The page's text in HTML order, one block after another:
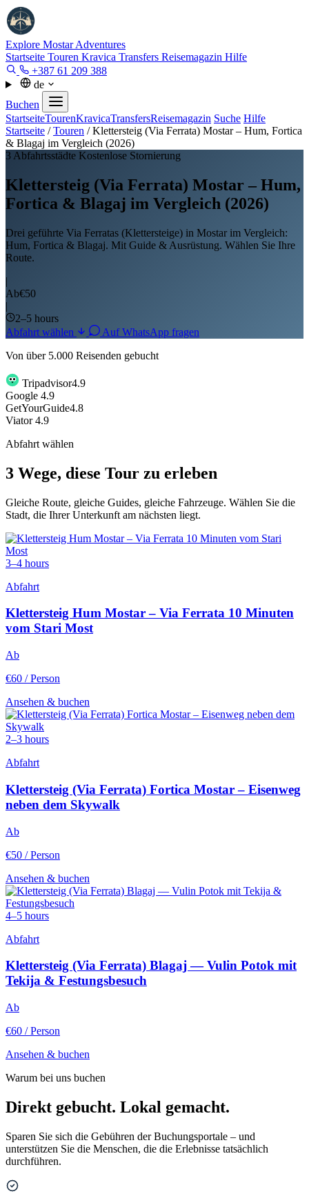
Explore MostarAdventures
Startseite Touren Kravica Transfers Reisemagazin Hilfe
+387 61 209 388
de
Buchen
StartseiteTourenKravicaTransfersReisemagazin Suche Hilfe
Startseite /Touren /Klettersteig (Via Ferrata) Mostar – Hum, Fortica
& Blagaj im Vergleich (2026)
3 Abfahrtsstädte Kostenlose Stornierung
Klettersteig (Via Ferrata) Mostar – Hum,
Fortica & Blagaj im Vergleich (2026)
Drei geführte Via Ferratas (Klettersteige) in Mostar im Vergleich:
Hum, Fortica & Blagaj. Mit Guide & Ausrüstung. Wählen Sie Ihre
Route.
|
Ab€50
|
2–5 hours
Abfahrt wählen
Auf WhatsApp fragen
Von über 5.000 Reisenden gebucht
Tripadvisor4.9
Google 4.9
GetYourGuide4.8
Viator4.9
Abfahrt wählen
3 Wege, diese Tour zu erleben
Gleiche Route, gleiche Guides, gleiche Fahrzeuge. Wählen Sie die
Stadt, die Ihrer Unterkunft am nächsten liegt.
3–4 hours
Abfahrt
Klettersteig Hum Mostar – Via Ferrata 10 Minuten
vom Stari Most
Ab
€60 / Person
Ansehen & buchen
2–3 hours
Abfahrt
Klettersteig (Via Ferrata) Fortica Mostar – Eisenweg
neben dem Skywalk
Ab
€50 / Person
Ansehen & buchen
4–5 hours
Abfahrt
Klettersteig (Via Ferrata) Blagaj — Vulin Potok mit
Tekija & Festungsbesuch
Ab
€60 / Person
Ansehen & buchen
Warum bei uns buchen
Direkt gebucht. Lokal gemacht.
Sparen Sie sich die Gebühren der Buchungsportale – und
unterstützen Sie die Menschen, die die Erlebnisse tatsächlich
durchführen.